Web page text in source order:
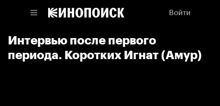
Войти
Интервью после первого
периода. Коротких Игнат (Амур)